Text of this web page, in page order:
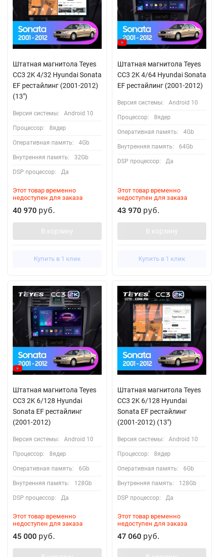
Штатная магнитола Teyes
CC3 2K 4/32 Hyundai Sonata
EF рестайлинг (2001-2012)
(13")
Версия системы: Android 10
Процессор: 8ядер
Оперативная память: 4Gb
Внутренняя память: 32Gb
DSP процессор: Да
Этот товар временно
недоступен для заказа
40 970 руб.
В корзину
Купить в 1 клик
Штатная магнитола Teyes
CC3 2K 4/64 Hyundai Sonata
EF рестайлинг (2001-2012)
Версия системы: Android 10
Процессор: 8ядер
Оперативная память: 4Gb
Внутренняя память: 64Gb
DSP процессор: Да
Этот товар временно
недоступен для заказа
43 970 руб.
В корзину
Купить в 1 клик
Штатная магнитола Teyes
CC3 2K 6/128 Hyundai
Sonata EF рестайлинг
(2001-2012)
Версия системы: Android 10
Процессор: 8ядер
Оперативная память: 6Gb
Внутренняя память: 128Gb
DSP процессор: Да
Этот товар временно
недоступен для заказа
45 000 руб.
Штатная магнитола Teyes
CC3 2K 6/128 Hyundai
Sonata EF рестайлинг
(2001-2012) (13")
Версия системы: Android 10
Процессор: 8ядер
Оперативная память: 6Gb
Внутренняя память: 128Gb
DSP процессор: Да
Этот товар временно
недоступен для заказа
47 060 руб.